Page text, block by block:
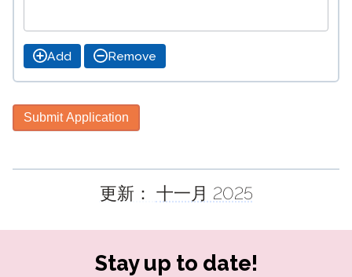
Add Remove
Submit Application
更新： 十一月 2025
Stay up to date!